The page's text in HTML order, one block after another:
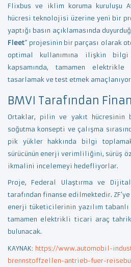
Flixbus ve iklim koruma kuruluşu
hücresi teknolojisi üzerine yeni bir
yaptığı basın açıklamasında
Fleet” projesinin bir parçası olarak
optimal kullanımına ilişkin
kapsamında, tamamen
tasarlamak ve test etmek
BMVI Tarafından
Ortaklar, pilin ve yakıt hücresinin
soğutma konsepti ve çalışma
pik yükler hakkında bilgi
sürücünün enerji verimliliğini, sürüş
ikmalini incelemeyi hedefliyorlar.
Proje, Federal Ulaştırma ve Dijital
tarafından finanse edilmektedir.
enerji tüketicilerinin yazılım
tamamen elektrikli ticari araç
bulunacak.
KAYNAK: https://www.automobil-
brennstoffzellen-antrieb-fuer-